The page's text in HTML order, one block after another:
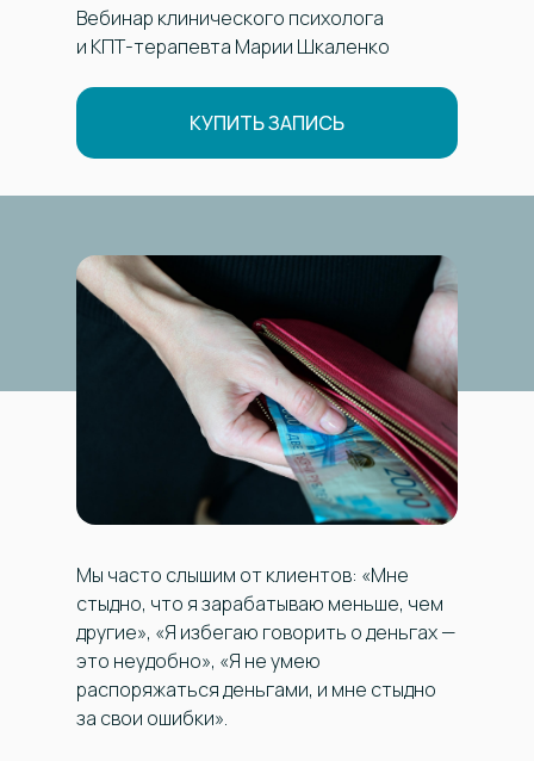
Вебинар клинического психолога
и КПТ-терапевта Марии Шкаленко
КУПИТЬ ЗАПИСЬ
Мы часто слышим от клиентов: «Мне
стыдно, что я зарабатываю меньше, чем
другие», «Я избегаю говорить о деньгах —
это неудобно», «Я не умею
распоряжаться деньгами, и мне стыдно
за свои ошибки».